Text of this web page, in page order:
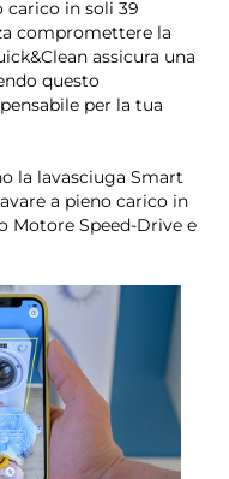
carico in soli 39
compromettere la
assicura una
questo
per la tua
la lavasciuga Smart
a pieno carico in
Motore Speed-Drive e